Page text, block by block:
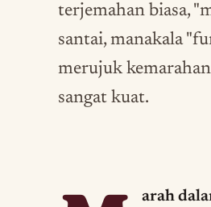
terjemahan biasa,
santai, manakala
merujuk
sangat kuat.
arah